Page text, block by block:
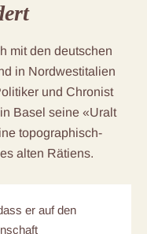
mit den deutschen
in Nordwestitalien
und Chronist
Basel seine «Uralt
topographisch-
alten Rätiens.
er auf den